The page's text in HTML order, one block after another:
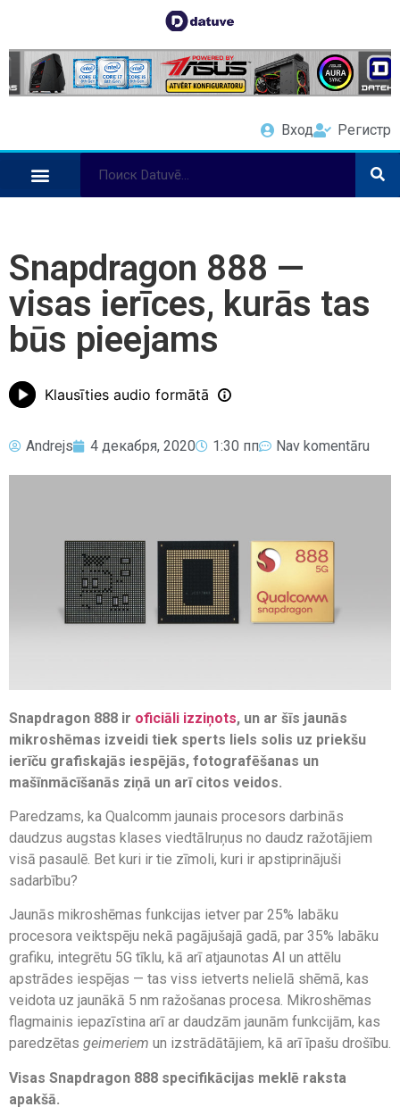
Вход Регистр
Snapdragon 888 —
visas ierīces, kurās tas
būs pieejams
Klausīties audio formātā
Andrejs 4 декабря, 2020 1:30 пп Nav komentāru
Snapdragon 888 ir oficiāli izziņots, un ar šīs jaunās
mikroshēmas izveidi tiek sperts liels solis uz priekšu
ierīču grafiskajās iespējās, fotografēšanas un
mašīnmācīšanās ziņā un arī citos veidos.
Paredzams, ka Qualcomm jaunais procesors darbinās
daudzus augstas klases viedtālruņus no daudz ražotājiem
visā pasaulē. Bet kuri ir tie zīmoli, kuri ir apstiprinājuši
sadarbību?
Jaunās mikroshēmas funkcijas ietver par 25% labāku
procesora veiktspēju nekā pagājušajā gadā, par 35% labāku
grafiku, integrētu 5G tīklu, kā arī atjaunotas AI un attēlu
apstrādes iespējas — tas viss ietverts nelielā shēmā, kas
veidota uz jaunākā 5 nm ražošanas procesa. Mikroshēmas
flagmainis iepazīstina arī ar daudzām jaunām funkcijām, kas
paredzētas geimeriem un izstrādātājiem, kā arī īpašu drošību.
Visas Snapdragon 888 specifikācijas meklē raksta
apakšā.